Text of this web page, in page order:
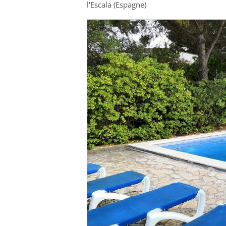
l'Escala (Espagne)